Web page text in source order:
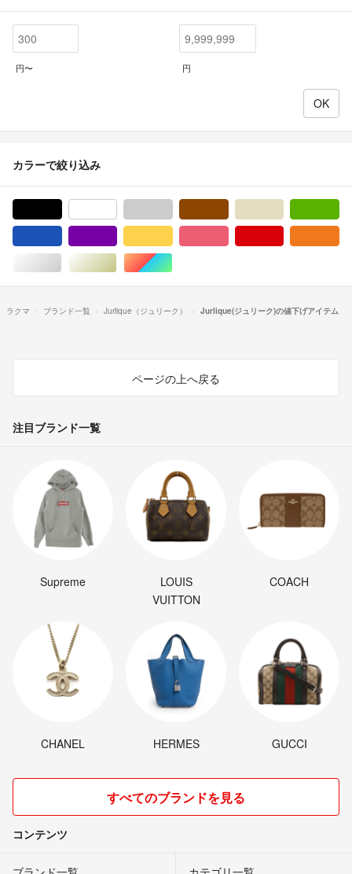
円〜 円
カラーで絞り込み
シルバー/銀色系ゴールド/金色系マルチカラー
ラクマ ブランド一覧 Jurlique（ジュリーク） Jurlique(ジュリーク)の値下げアイテム
ページの上へ戻る
注目ブランド一覧
Supreme
LOUIS
VUITTON
COACH
CHANEL HERMES GUCCI
すべてのブランドを見る
コンテンツ